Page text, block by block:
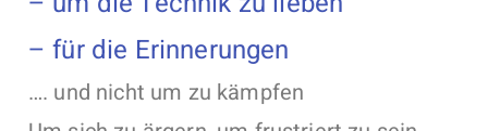
– für die Erinnerungen
…. und nicht um zu kämpfen